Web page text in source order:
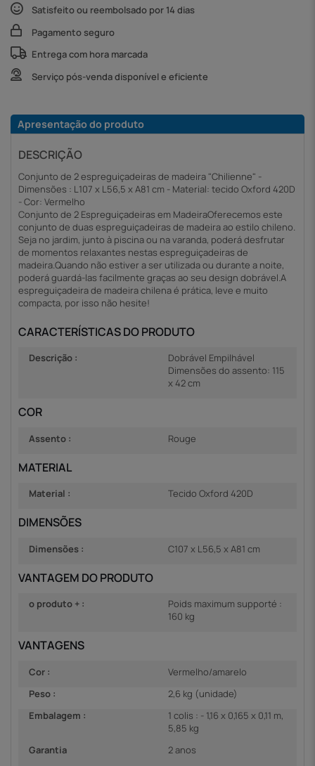
Satisfeito ou reembolsado por 14 dias
Pagamento seguro
Entrega com hora marcada
Serviço pós-venda disponível e eficiente
Apresentação do produto
DESCRIÇÃO
Conjunto de 2 espreguiçadeiras de madeira "Chilienne" -
Dimensões : L107 x L56,5 x A81 cm - Material: tecido Oxford 420D
- Cor: Vermelho
Conjunto de 2 Espreguiçadeiras em MadeiraOferecemos este
conjunto de duas espreguiçadeiras de madeira ao estilo chileno.
Seja no jardim, junto à piscina ou na varanda, poderá desfrutar
de momentos relaxantes nestas espreguiçadeiras de
madeira.Quando não estiver a ser utilizada ou durante a noite,
poderá guardá-las facilmente graças ao seu design dobrável.A
espreguiçadeira de madeira chilena é prática, leve e muito
compacta, por isso não hesite!
CARACTERÍSTICAS DO PRODUTO
Descrição :
Dobrável Empilhável
Dimensões do assento: 115
x 42 cm
COR
Assento : Rouge
MATERIAL
Material : Tecido Oxford 420D
DIMENSÕES
Dimensões : C107 x L56,5 x A81 cm
VANTAGEM DO PRODUTO
o produto + :
Poids maximum supporté :
160 kg
VANTAGENS
Cor :
Vermelho/amarelo
Peso :
2,6 kg (unidade)
Embalagem :
1 colis : - 1,16 x 0,165 x 0,11 m,
5,85 kg
Garantia
2 anos